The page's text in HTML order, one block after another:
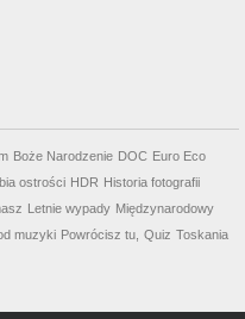
Boże Narodzenie DOC Euro Eco
ostrości HDR Historia fotografii
Letnie wypady Międzynarodowy
muzyki Powrócisz tu, Quiz Toskania